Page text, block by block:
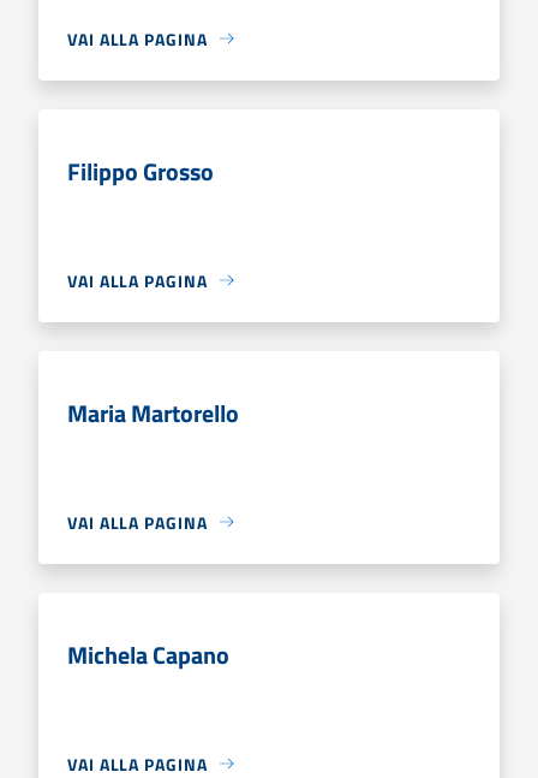
VAI ALLA PAGINA
Filippo Grosso
VAI ALLA PAGINA
Maria Martorello
VAI ALLA PAGINA
Michela Capano
VAI ALLA PAGINA